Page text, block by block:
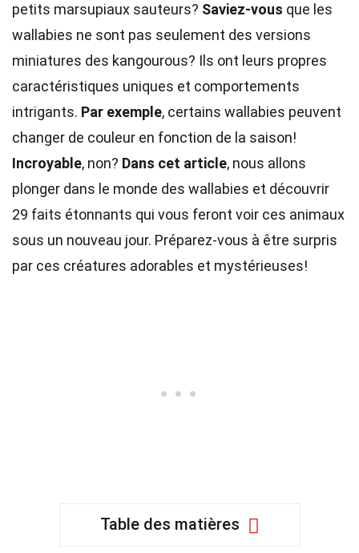
petits marsupiaux sauteurs? Saviez-vous que les
wallabies ne sont pas seulement des versions
miniatures des kangourous? Ils ont leurs propres
caractéristiques uniques et comportements
intrigants. Par exemple, certains wallabies peuvent
changer de couleur en fonction de la saison!
Incroyable, non? Dans cet article, nous allons
plonger dans le monde des wallabies et découvrir
29 faits étonnants qui vous feront voir ces animaux
sous un nouveau jour. Préparez-vous à être surpris
par ces créatures adorables et mystérieuses!
Table des matières